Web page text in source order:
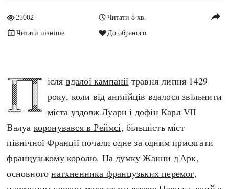
Наука, освіта і техніка
Релігія
Розваги і дозвілля
Чудеса світу
Регіони
Австралія
Азія
Хронологія
Античні часи
Пізнє Середньовіччя
Нова історія
Новітня історія
Наш час
Індекси
Нові статті
Популярні статті
25002
Читати 8 хв.
Читати пізніше
До обраного
reply
П ісля вдалої кампанії травня-липня 1429
року, коли від англійців вдалося звільнити
міста уздовж Луари і дофін Карл VII
Валуа коронувався в Реймсі, більшість міст
північної Франції почали одне за одним присягати
французькому королю. На думку Жанни д'Арк,
основногонатхненника французьких перемог,